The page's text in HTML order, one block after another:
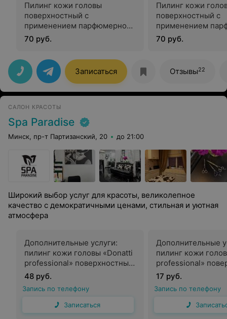
Пилинг кожи головы
поверхностный с
применением парфюмерно-
косметической продукции
70 руб.
Пилинг кожи
поверхностный с
применением
косметической
маска-баланс
70 руб.
Записаться Отзывы22
САЛОН КРАСОТЫ
Spa Paradise
Минск, пр-т Партизанский, 20 до 21:00
Широкий выбор услуг для красоты, великолепное
качество с демократичными ценами, стильная и уютная
атмосфера
Дополнительные услуги:
пилинг кожи головы «Donatti
professional» поверхностный
с применением
парфюмерно-косметической
продукции, Бразилия (как
самостоятельная процедура)
48 руб.
Запись по телефону
Записаться
Дополнительные
пилинг кожи
professional»
с применением
парфюмерно-
продукции,
дополнение к
уходу)
17 руб.
Запись по телефону